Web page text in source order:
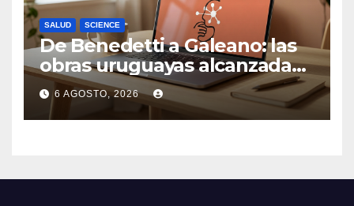
SALUD SCIENCE
De Benedetti a Galeano: las
obras uruguayas alcanzadas
por la demanda colectiva de
US$ 1.500 millones contra
Anthropic
6 AGOSTO, 2026